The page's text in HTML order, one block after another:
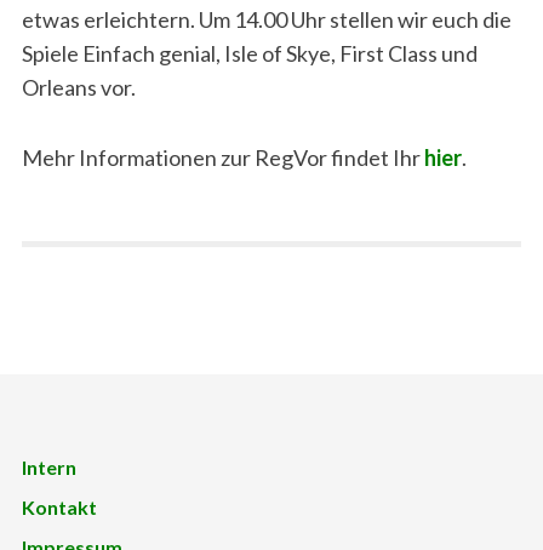
etwas erleichtern. Um 14.00 Uhr stellen wir euch die
Spiele Einfach genial, Isle of Skye, First Class und
Orleans vor.
Mehr Informationen zur RegVor findet Ihrhier.
Intern
Kontakt